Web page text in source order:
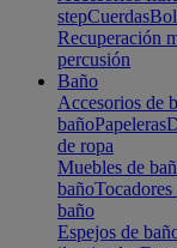
stepCuerdas
Recuperación
percusión
Baño
Accesorios de
bañoPapeleras
de ropa
Muebles de
baño
baño
Espejos de